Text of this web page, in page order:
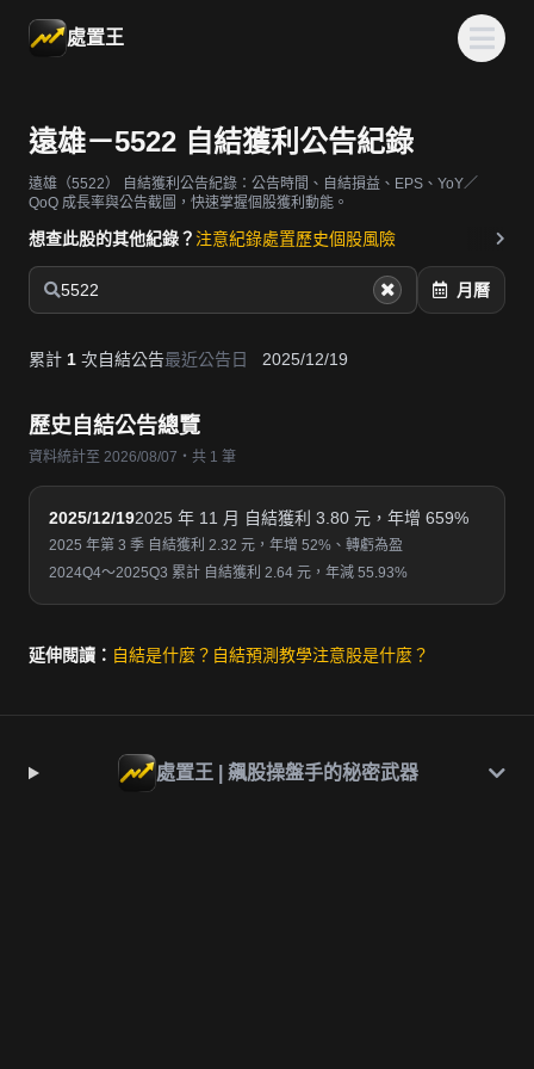
處置王
遠雄－5522 自結獲利公告紀錄
遠雄（5522）
自結獲利公告紀錄：公告時間、自結損益、EPS、YoY／
QoQ 成長率與公告截圖，快速掌握個股獲利動能。
想查此股的其他紀錄？ 注意紀錄處置歷史個股風險
5522 月曆
累計 1 次自結公告最近公告日 2025/12/19
歷史自結公告總覽
資料統計至 2026/08/07・共 1 筆
2025/12/192025 年 11 月 自結獲利 3.80 元，年增 659%
2025 年第 3 季 自結獲利 2.32 元，年增 52%、轉虧為盈
2024Q4～2025Q3 累計 自結獲利 2.64 元，年減 55.93%
延伸閱讀： 自結是什麼？ 自結預測教學注意股是什麼？
處置王 | 飆股操盤手的秘密武器